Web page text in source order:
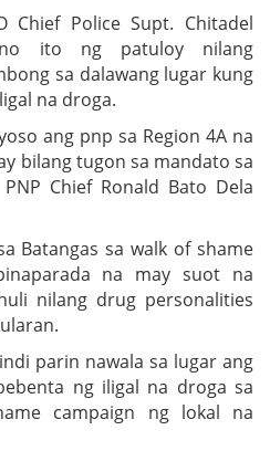
Chief Police Supt. Chitadel
ito ng patuloy nilang
sa dalawang lugar kung
na droga.
ang pnp sa Region 4A na
bilang tugon sa mandato sa
Chief Ronald Bato Dela
Batangas sa walk of shame
na may suot na
nilang drug personalities
parin nawala sa lugar ang
ng iligal na droga sa
campaign ng lokal na